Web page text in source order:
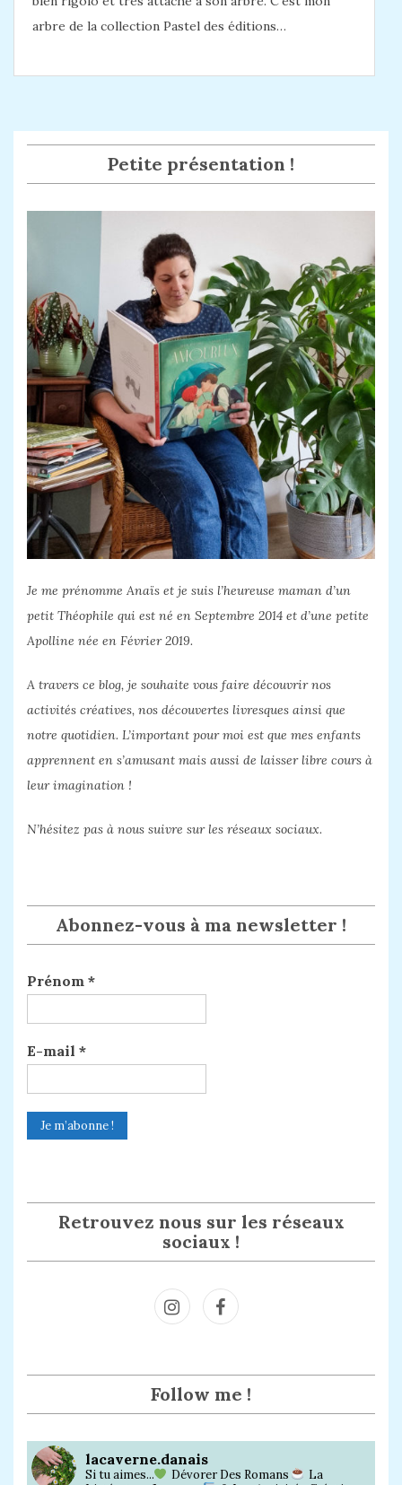
arbre de la collection Pastel des éditions…
Petite présentation !
Je me prénomme Anaïs et je suis l’heureuse maman d’un
petit Théophile qui est né en Septembre 2014 et d’une petite
Apolline née en Février 2019.
A travers ce blog, je souhaite vous faire découvrir nos
activités créatives, nos découvertes livresques ainsi que
notre quotidien. L’important pour moi est que mes enfants
apprennent en s’amusant mais aussi de laisser libre cours à
leur imagination !
N’hésitez pas à nous suivre sur les réseaux sociaux.
Abonnez-vous à ma newsletter !
Prénom *
E-mail *
Retrouvez nous sur les réseaux
sociaux !
m
Follow me !
lacaverne.danais
Si tu aimes... Dévorer Des Romans
La